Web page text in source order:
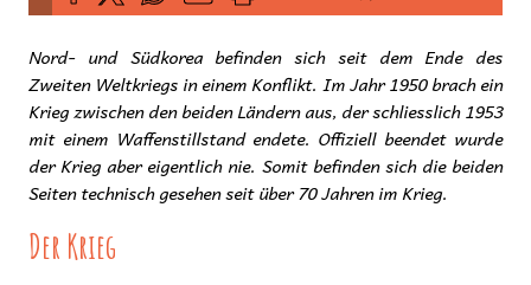
Nord- und Südkorea befinden sich seit dem Ende des
Zweiten Weltkriegs in einem Konflikt. Im Jahr 1950 brach ein
Krieg zwischen den beiden Ländern aus, der schliesslich 1953
mit einem Waffenstillstand endete. Offiziell beendet wurde
der Krieg aber eigentlich nie. Somit befinden sich die beiden
Seiten technisch gesehen seit über 70 Jahren im Krieg.
Der Krieg